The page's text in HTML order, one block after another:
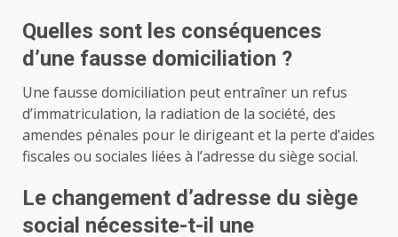
Quelles sont les conséquences
d’une fausse domiciliation ?
Une fausse domiciliation peut entraîner un refus
d’immatriculation, la radiation de la société, des
amendes pénales pour le dirigeant et la perte d’aides
fiscales ou sociales liées à l’adresse du siège social.
Le changement d’adresse du siège
social nécessite-t-il une